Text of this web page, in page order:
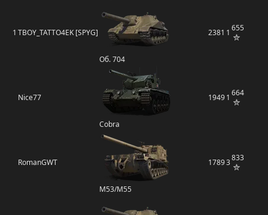
1 TBOY_TATTO4EK [SPYG]
Об. 704
2381 1 655
Nice77
Cobra
19491 664
RomanGWT
M53/M55
17893833